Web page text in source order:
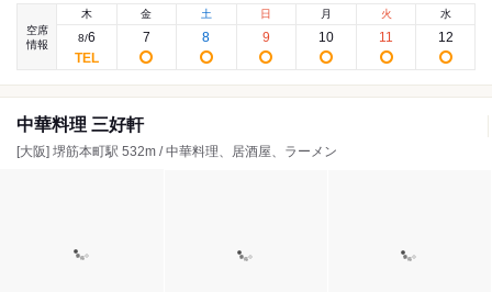
空席
情報
木
8/6
金
7
土
8
日
9
月
10
火
11
水
12
中華料理 三好軒
[大阪] 堺筋本町駅 532m / 中華料理、居酒屋、ラーメン